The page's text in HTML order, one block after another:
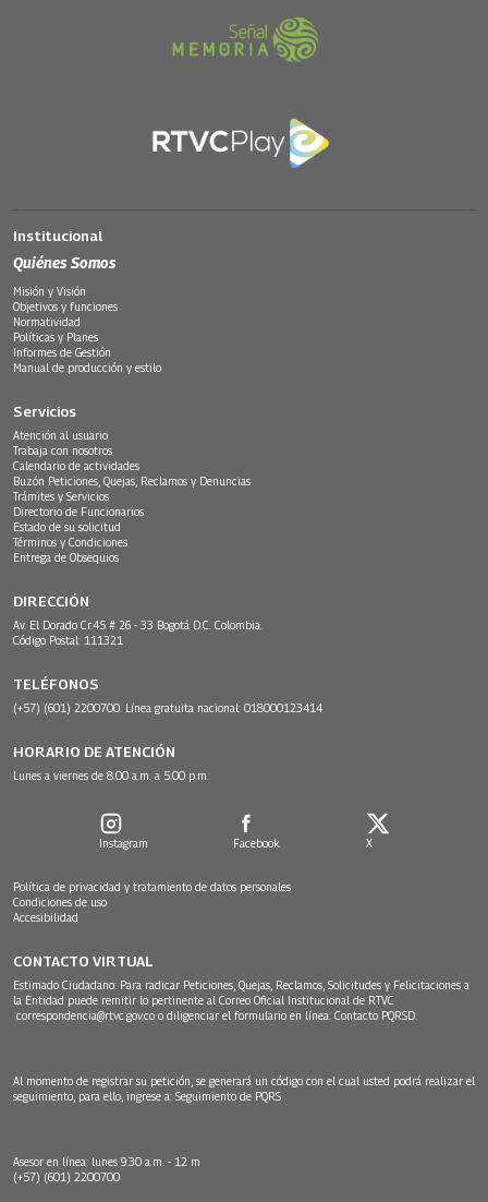
Institucional
Quiénes Somos
Misión y Visión
Objetivos y funciones
Normatividad
Políticas y Planes
Informes de Gestión
Manual de producción y estilo
Servicios
Atención al usuario
Trabaja con nosotros
Calendario de actividades
Buzón Peticiones, Quejas, Reclamos y Denuncias
Trámites y Servicios
Directorio de Funcionarios
Estado de su solicitud
Términos y Condiciones
Entrega de Obsequios
DIRECCIÓN
Av. El Dorado Cr.45 # 26 - 33 Bogotá D.C. Colombia.
Código Postal: 111321
TELÉFONOS
(+57) (601) 2200700. Línea gratuita nacional: 018000123414
HORARIO DE ATENCIÓN
Lunes a viernes de 8:00 a.m. a 5:00 p.m.
Instagram Facebook X
Política de privacidad y tratamiento de datos personales
Condiciones de uso
Accesibilidad
CONTACTO VIRTUAL
Estimado Ciudadano: Para radicar Peticiones, Quejas, Reclamos, Solicitudes y Felicitaciones a
la Entidad puede remitir lo pertinente al Correo Oficial Institucional de RTVC
correspondencia@rtvc.gov.co o diligenciar el formulario en línea: Contacto PQRSD.
Al momento de registrar su petición, se generará un código con el cual usted podrá realizar el
seguimiento, para ello, ingrese a: Seguimiento de PQRS
Asesor en línea: lunes 9:30 a.m. - 12 m
(+57) (601) 2200700